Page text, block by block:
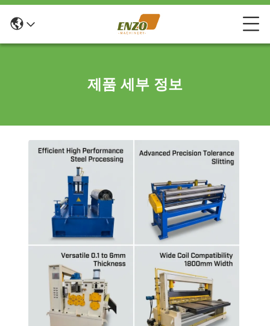
제품 세부 정보